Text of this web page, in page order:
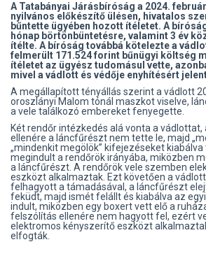
A Tatabányai Járásbíróság a 2024.
nyilvános előkészítő ülésen, hivatalos
bűntette ügyében hozott ítéletet. A
hónap börtönbüntetésre, valamint 3 év
ítélte. A bíróság továbbá kötelezte a
felmerült 171.524 forint bűnügyi költség
ítéletet az ügyész tudomásul vette,
mivel a vádlott és védője enyhítésért
A megállapított tényállás szerint a vádlott
oroszlányi Malom tónál maszkot viselve,
a vele találkozó embereket fenyegette.
Két rendőr intézkedés alá vonta a vádlottat,
ellenére a láncfűrészt nem tette le, majd
„mindenkit megölök” kifejezéseket
megindult a rendőrök irányába, miközben
a láncfűrészt. A rendőrök vele szemben
eszközt alkalmaztak. Ezt követően a
felhagyott a támadásával, a láncfűrészt
feküdt, majd ismét felállt és kiabálva az
indult, miközben egy boxert vett elő a
felszólítás ellenére nem hagyott fel, ezért
elektromos kényszerítő eszközt
elfogták.